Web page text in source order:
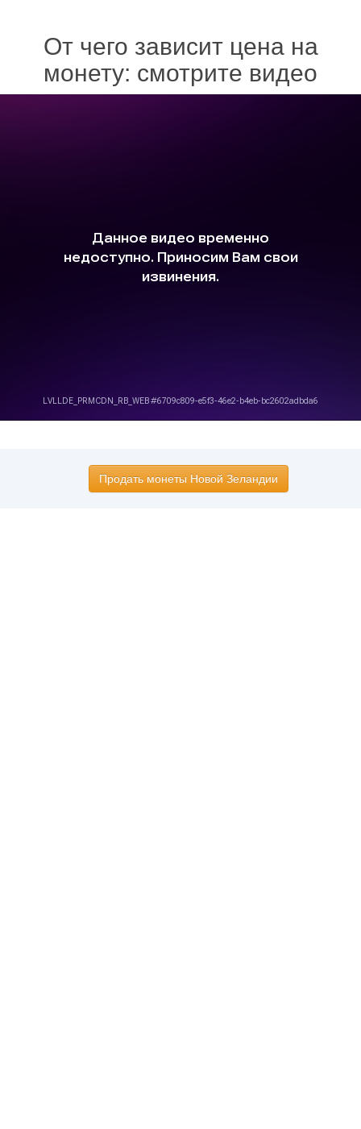
От чего зависит цена на
монету: смотрите видео
Продать монеты Новой Зеландии